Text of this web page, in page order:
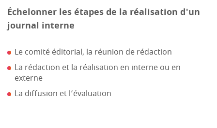
Échelonner les étapes de la réalisation d'un
journal interne
Le comité éditorial, la réunion de rédaction
La rédaction et la réalisation en interne ou en
externe
La diffusion et l’évaluation